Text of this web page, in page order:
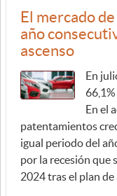
El mercado
año
ascenso
En
En el
patentamientos
igual periodo del
por la recesión que
2024 tras el plan